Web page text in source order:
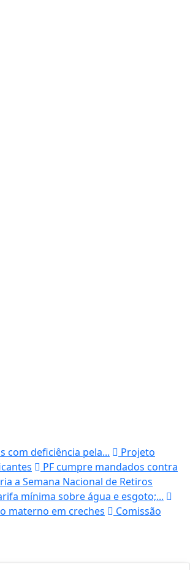
com deficiência pela...
Projeto
PF cumpre mandados contra
a Semana Nacional de Retiros
mínima sobre água e esgoto;...
materno em creches
Comissão